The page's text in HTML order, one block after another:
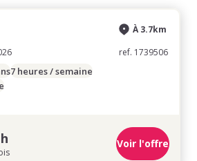
À 3.7km
ref. 1739506
7 heures / semaine
Voir l'offre